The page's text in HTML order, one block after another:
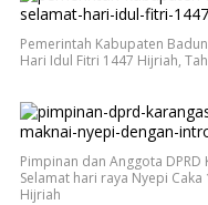
Pemerintah Kabupaten
Hari Idul Fitri 1447 Hijriah,
Pimpinan dan Anggota
Selamat hari raya Nyepi
Hijriah